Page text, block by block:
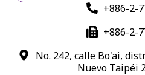
+886-2-
+886-2-
No. 242, calle Bo'ai,
Nuevo Taipéi